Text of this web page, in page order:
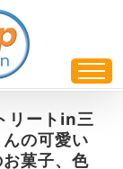
リートin三
の可愛い
菓子、色